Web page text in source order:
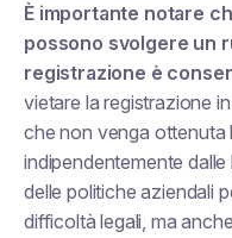
È importante notare
possono svolgere un
registrazione è
vietare la registrazione
che non venga
indipendentemente
delle politiche aziendali
difficoltà legali, ma